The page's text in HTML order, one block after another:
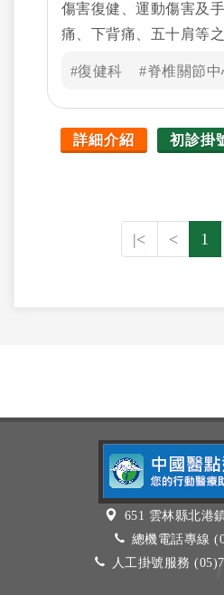
傷害復健、運動傷害及
痛、下背痛、五十肩等
#復健科 #脊椎關節中
詳細介紹 初診掛
|< < 1
651 雲林縣北港
總機電話專線
人工掛號服務